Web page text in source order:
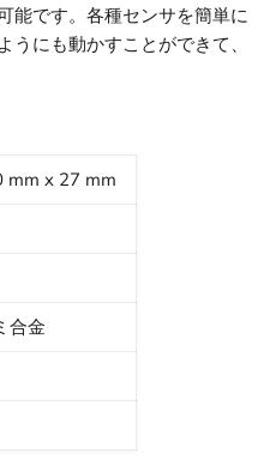
能です。各種センサを簡単に
にも動かすことができて、
mm x 27 mm
合金